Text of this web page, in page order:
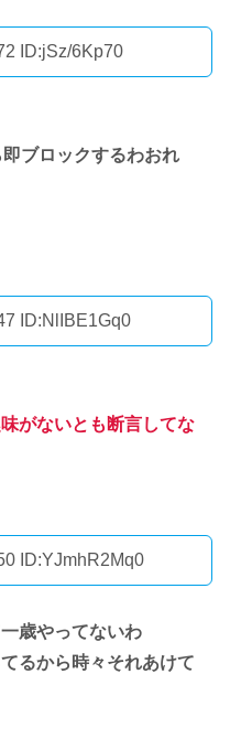
ID:jSz/6Kp70
ブロックするわおれ
ID:NlIBE1Gq0
がないとも断言してな
ID:YJmhR2Mq0
歳やってないわ
るから時々それあけて